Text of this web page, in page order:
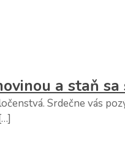
a staň
Srdečne vás